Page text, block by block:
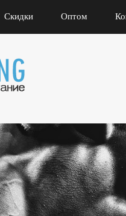
Скидки Оптом